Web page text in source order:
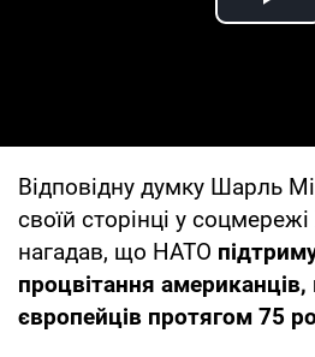
Відповідну думку Шарль
своїй сторінці у соцмережі
нагадав, що НАТО
процвітання американців,
європейців протягом 75